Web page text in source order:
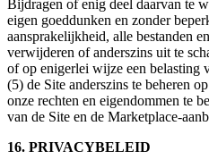
Bijdragen of enig deel daarvan te
eigen goeddunken en zonder
aansprakelijkheid, alle bestanden
verwijderen of anderszins uit te
of op enigerlei wijze een belasting
(5) de Site anderszins te beheren
onze rechten en eigendommen te
van de Site en de Marketplace-
16. PRIVACYBELEID